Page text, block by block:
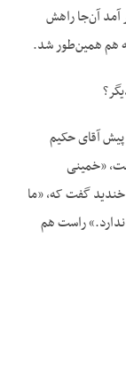
آمد آن‌جا راهش
هم همین‌طور شد.
آقای حکیم
«خمینی
خندید گفت که، «ما
ندارد.» راست هم